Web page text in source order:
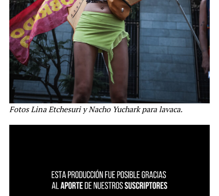
Fotos Lina Etchesuri y Nacho Yuchark para lavaca.